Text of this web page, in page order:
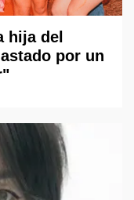
hija del
por un